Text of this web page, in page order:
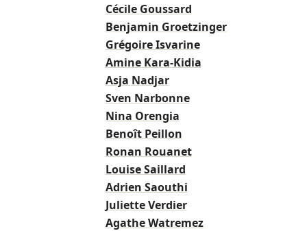
Cécile Goussard
Benjamin Groetzinger
Grégoire Isvarine
Amine Kara-Kidia
Asja Nadjar
Sven Narbonne
Nina Orengia
Benoît Peillon
Ronan Rouanet
Louise Saillard
Adrien Saouthi
Juliette Verdier
Agathe Watremez